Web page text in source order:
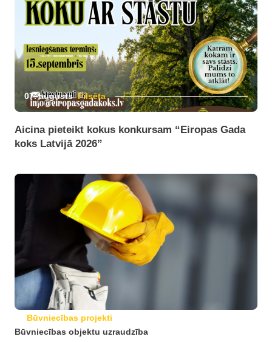
07. augusts Pilsēta
Aicina pieteikt kokus konkursam “Eiropas Gada
koks Latvijā 2026”
Būvniecības projekti
Būvniecības objektu uzraudzība